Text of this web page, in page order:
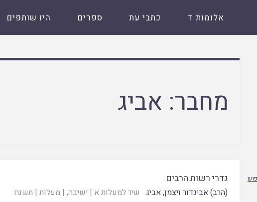
אלומות ד כתבי עת ספרים היו שותפים
מחבר: אביג
גדרי רשות הרבים
(הרב) אביגדור ויצמן,אביג שיר למעלות א | ישיבה, | מעלות | תשנח